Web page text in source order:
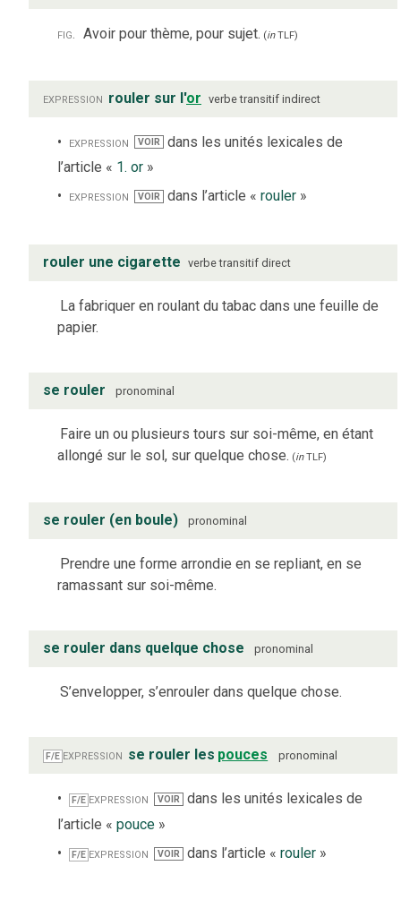
fig. Avoir pour thème, pour sujet. (inTLF)
expression rouler sur l'or verbe transitif indirect
expression VOIR
dans les unités lexicales de
l’article « 1. or »
expression
VOIR dans l’article « rouler»
rouler une cigarette verbe transitif direct
La fabriquer en roulant du tabac dans une feuille de
papier.
se rouler pronominal
Faire un ou plusieurs tours sur soi-même, en étant
allongé sur le sol, sur quelque chose. (inTLF)
se rouler (en boule) pronominal
Prendre une forme arrondie en se repliant, en se
ramassant sur soi-même.
se rouler dans quelque chose pronominal
S’envelopper, s’enrouler dans quelque chose.
F/E expression se rouler les pouces pronominal
F/E expression VOIR
dans les unités lexicales de
l’article « pouce »
F/E expression VOIR dans l’article «rouler »